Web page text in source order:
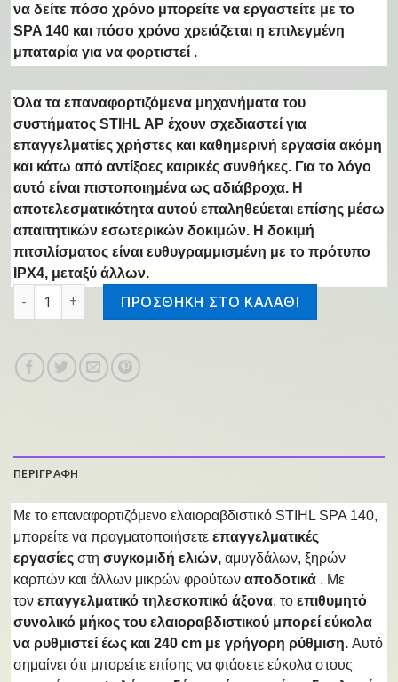
να δείτε πόσο χρόνο μπορείτε να εργαστείτε με το
SPA 140 και πόσο χρόνο χρειάζεται η επιλεγμένη
μπαταρία για να φορτιστεί .
Όλα τα επαναφορτιζόμενα μηχανήματα του
συστήματος STIHL AP έχουν σχεδιαστεί για
επαγγελματίες χρήστες και καθημερινή εργασία ακόμη
και κάτω από αντίξοες καιρικές συνθήκες. Για το λόγο
αυτό είναι πιστοποιημένα ως αδιάβροχα. Η
αποτελεσματικότητα αυτού επαληθεύεται επίσης μέσω
απαιτητικών εσωτερικών δοκιμών. Η δοκιμή
πιτσιλίσματος είναι ευθυγραμμισμένη με το πρότυπο
IPX4, μεταξύ άλλων.
Επαναφορτιζόμενο ελαιοραβδιστικό SPA 140 ποσότητα
ΠΡΟΣΘΗΚΗ ΣΤΟ ΚΑΛΑΘΙ
ΠΕΡΙΓΡΑΦΗ
Με το επαναφορτιζόμενο ελαιοραβδιστικό STIHL SPA 140,
μπορείτε να πραγματοποιήσετε επαγγελματικές
εργασίες στη συγκομιδή ελιών, αμυγδάλων, ξηρών
καρπών και άλλων μικρών φρούτων αποδοτικά . Με
τον επαγγελματικό τηλεσκοπικό άξονα, το επιθυμητό
συνολικό μήκος του ελαιοραβδιστικού μπορεί εύκολα
να ρυθμιστεί έως και 240 cm με γρήγορη ρύθμιση. Αυτό
σημαίνει ότι μπορείτε επίσης να φτάσετε εύκολα στους